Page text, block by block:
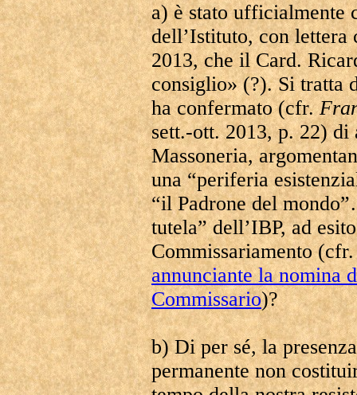
a) è stato ufficialmente
dell’Istituto, con lettera
2013, che il Card.
consiglio» (?). Si tratta
ha confermato (cfr.
sett.-ott. 2013, p. 22)
Massoneria,
una “periferia
“il Padrone del
tutela” dell’IBP, ad
Commissariamento
annunciante la nomina
Commissario)?
b) Di per sé, la
permanente non